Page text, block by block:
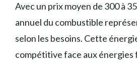
Avec un prix moyen de 300 à
annuel du combustible
selon les besoins. Cette
compétitive face aux énergies